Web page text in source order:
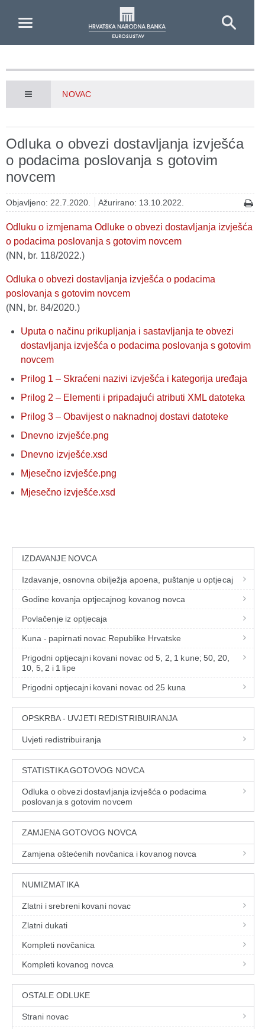
NOVAC
Odluka o obvezi dostavljanja izvješća
o podacima poslovanja s gotovim
novcem
Objavljeno: 22.7.2020. Ažurirano: 13.10.2022.
Odluku o izmjenama Odluke o obvezi dostavljanja izvješća
o podacima poslovanja s gotovim novcem
(NN, br. 118/2022.)
Odluka o obvezi dostavljanja izvješća o podacima
poslovanja s gotovim novcem
(NN, br. 84/2020.)
Uputa o načinu prikupljanja i sastavljanja te obvezi
dostavljanja izvješća o podacima poslovanja s gotovim
novcem
Prilog 1 – Skraćeni nazivi izvješća i kategorija uređaja
Prilog 2 – Elementi i pripadajući atributi XML datoteka
Prilog 3 – Obavijest o naknadnoj dostavi datoteke
Dnevno izvješće.png
Dnevno izvješće.xsd
Mjesečno izvješće.png
Mjesečno izvješće.xsd
IZDAVANJE NOVCA
Izdavanje, osnovna obilježja apoena, puštanje u optjecaj
Godine kovanja optjecajnog kovanog novca
Povlačenje iz optjecaja
Kuna - papirnati novac Republike Hrvatske
Prigodni optjecajni kovani novac od 5, 2, 1 kune; 50, 20,
10, 5, 2 i 1 lipe
Prigodni optjecajni kovani novac od 25 kuna
OPSKRBA - UVJETI REDISTRIBUIRANJA
Uvjeti redistribuiranja
STATISTIKA GOTOVOG NOVCA
Odluka o obvezi dostavljanja izvješća o podacima
poslovanja s gotovim novcem
ZAMJENA GOTOVOG NOVCA
Zamjena oštećenih novčanica i kovanog novca
NUMIZMATIKA
Zlatni i srebreni kovani novac
Zlatni dukati
Kompleti novčanica
Kompleti kovanog novca
OSTALE ODLUKE
Strani novac